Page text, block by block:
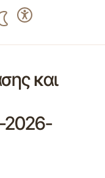
και
2026-